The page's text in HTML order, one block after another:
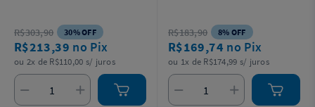
R$303,90 30% OFF
R$213,39 no Pix
ou 2x de R$110,00 s/ juros
R$183,90 8% OFF
R$169,74 no Pix
ou 1x de R$174,99 s/ juros